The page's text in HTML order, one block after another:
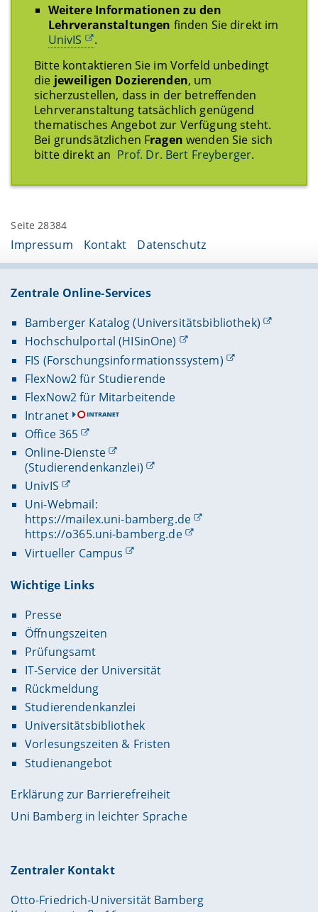
Weitere Informationen zu den
Lehrveranstaltungen finden Sie direkt im
UnivIS
.
Bitte kontaktieren Sie im Vorfeld unbedingt
die jeweiligen Dozierenden, um
sicherzustellen, dass in der betreffenden
Lehrveranstaltung tatsächlich genügend
thematisches Angebot zur Verfügung steht.
Bei grundsätzlichen Fragen wenden Sie sich
bitte direkt an Prof. Dr. Bert Freyberger.
Seite 28384
Impressum Kontakt Datenschutz
Zentrale Online-Services
Bamberger Katalog (Universitätsbibliothek)
Hochschulportal (HISinOne)
FIS (Forschungsinformationssystem)
FlexNow2 für Studierende
FlexNow2 für Mitarbeitende
Intranet
Office 365
Online-Dienste
(Studierendenkanzlei)
UnivIS
Uni-Webmail:
https://mailex.uni-bamberg.de
https://o365.uni-bamberg.de
Virtueller Campus
Wichtige Links
Presse
Öffnungszeiten
Prüfungsamt
IT-Service der Universität
Rückmeldung
Studierendenkanzlei
Universitätsbibliothek
Vorlesungszeiten & Fristen
Studienangebot
Erklärung zur Barrierefreiheit
Uni Bamberg in leichter Sprache
Zentraler Kontakt
Otto-Friedrich-Universität Bamberg